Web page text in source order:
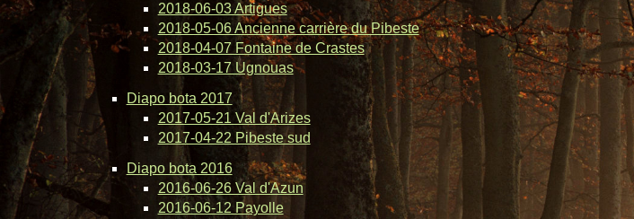
2018-06-03 Artigues
2018-05-06 Ancienne carrière du Pibeste
2018-04-07 Fontaine de Crastes
2018-03-17 Ugnouas
Diapo bota 2017
2017-05-21 Val d'Arizes
2017-04-22 Pibeste sud
Diapo bota 2016
2016-06-26 Val d'Azun
2016-06-12 Payolle